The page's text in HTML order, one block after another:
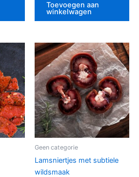
Toevoegen aan
winkelwagen
Geen categorie
Lamsniertjes met subtiele
wildsmaak